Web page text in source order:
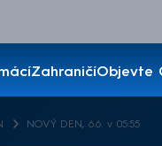
ZahraničíObjevte
NOVÝ DEN, 6.6. v 05:55